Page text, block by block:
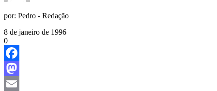
por: Pedro - Redação
8 de janeiro de 1996
0
Facebook
Mastodon